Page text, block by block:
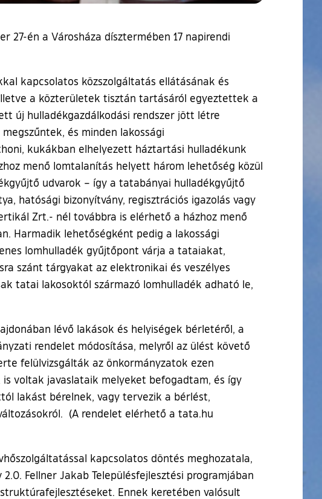
27-én a Városháza dísztermében 17 napirendi
kapcsolatos közszolgáltatás ellátásának és
a közterületek tisztán tartásáról egyeztettek a
új hulladékgazdálkodási rendszer jött létre
és minden lakossági
kukákban elhelyezett háztartási hulladékunk
menő lomtalanítás helyett három lehetőség közül
udvarok – így a tatabányai hulladékgyűjtő
hatósági bizonyítvány, regisztrációs igazolás vagy
Zrt.- nél továbbra is elérhető a házhoz menő
Harmadik lehetőségként pedig a lakossági
lomhulladék gyűjtőpont várja a tataiakat,
szánt tárgyakat az elektronikai és veszélyes
tatai lakosoktól származó lomhulladék adható le,
lévő lakások és helyiségek bérletéről, a
rendelet módosítása, melyről az ülést követő
felülvizsgálták az önkormányzatok ezen
voltak javaslataik melyeket befogadtam, és így
lakást bérelnek, vagy tervezik a bérlést,
(A rendelet elérhető a tata.hu
kapcsolatos döntés meghozatala,
Fellner Jakab Településfejlesztési programjában
Ennek keretében valósult